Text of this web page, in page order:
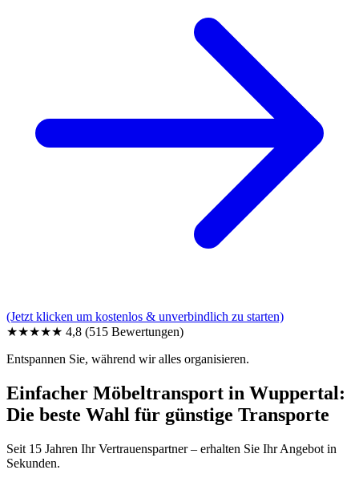
(Jetzt klicken um kostenlos & unverbindlich zu starten)
★★★★★ 4,8 (515 Bewertungen)
Entspannen Sie, während wir alles organisieren.
Einfacher Möbeltransport in Wuppertal:
Die beste Wahl für günstige Transporte
Seit 15 Jahren Ihr Vertrauenspartner – erhalten Sie Ihr Angebot in
Sekunden.